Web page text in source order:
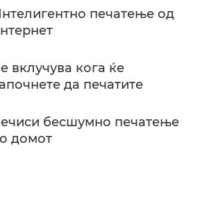
печатење од
вклучува кога ќе
да печатите
бесшумно печатење
домот